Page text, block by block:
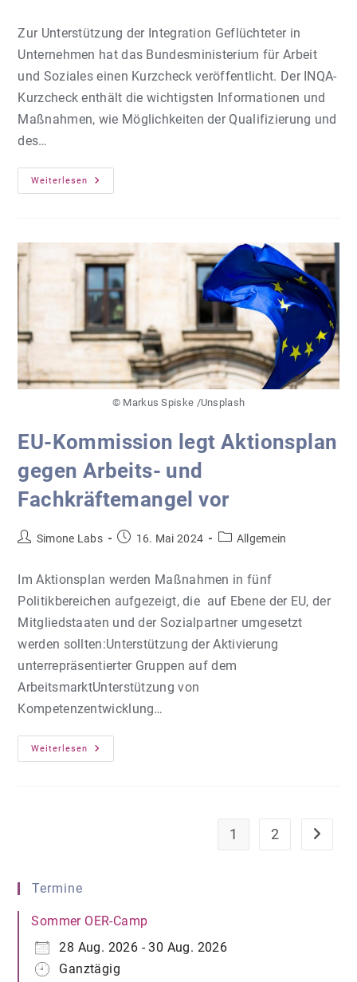
Zur Unterstützung der Integration Geflüchteter in
Unternehmen hat das Bundesministerium für Arbeit
und Soziales einen Kurzcheck veröffentlicht. Der INQA-
Kurzcheck enthält die wichtigsten Informationen und
Maßnahmen, wie Möglichkeiten der Qualifizierung und
des…
Weiterlesen
Kurz­
Check:
Be­
Trieb
In­
Te­
Grie­
Ren
© Markus Spiske /Unsplash
EU-Kommission legt Aktionsplan
gegen Arbeits- und
Fachkräftemangel vor
Beitrags-
Simone Labs
Beitrag16. Mai 2024
Beitrags-
Allgemein
Im Aktionsplan werden Maßnahmen in fünf
Politikbereichen aufgezeigt, die auf Ebene der EU, der
Mitgliedstaaten und der Sozialpartner umgesetzt
werden sollten:Unterstützung der Aktivierung
unterrepräsentierter Gruppen auf dem
ArbeitsmarktUnterstützung von
Kompetenzentwicklung…
Weiterlesen
EU-
Kommission
1 2 Zur
Termine
Sommer OER-Camp
28 Aug. 2026 - 30 Aug. 2026
Ganztägig